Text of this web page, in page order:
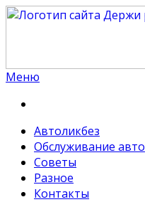
Меню
Автоликбез
Обслуживание авто
Советы
Разное
Контакты